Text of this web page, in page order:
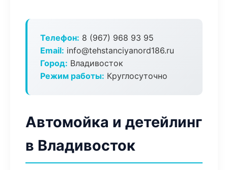
Телефон: 8 (967) 968 93 95
Email: info@tehstanciyanord186.ru
Город: Владивосток
Режим работы: Круглосуточно
Автомойка и детейлинг
в Владивосток